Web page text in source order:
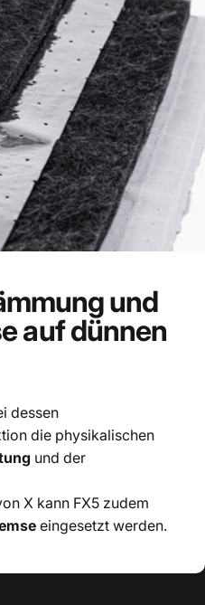
und
auf dünnen
dessen
die physikalischen
und der
X kann FX5 zudem
eingesetzt werden.